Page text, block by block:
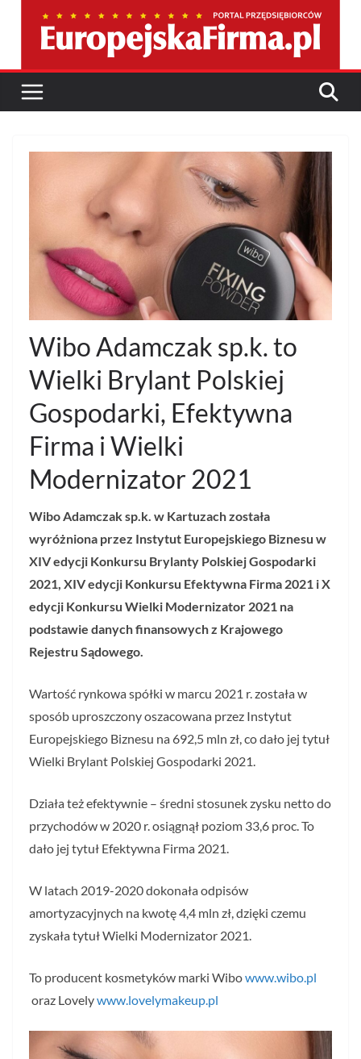
Wibo Adamczak sp.k. to
Wielki Brylant Polskiej
Gospodarki, Efektywna
Firma i Wielki
Modernizator 2021
Wibo Adamczak sp.k. w Kartuzach została
wyróżniona przez Instytut Europejskiego Biznesu w
XIV edycji Konkursu Brylanty Polskiej Gospodarki
2021, XIV edycji Konkursu Efektywna Firma 2021 i X
edycji Konkursu Wielki Modernizator 2021 na
podstawie danych finansowych z Krajowego
Rejestru Sądowego.
Wartość rynkowa spółki w marcu 2021 r. została w
sposób uproszczony oszacowana przez Instytut
Europejskiego Biznesu na 692,5 mln zł, co dało jej tytuł
Wielki Brylant Polskiej Gospodarki 2021.
Działa też efektywnie – średni stosunek zysku netto do
przychodów w 2020 r. osiągnął poziom 33,6 proc. To
dało jej tytuł Efektywna Firma 2021.
W latach 2019-2020 dokonała odpisów
amortyzacyjnych na kwotę 4,4 mln zł, dzięki czemu
zyskała tytuł Wielki Modernizator 2021.
To producent kosmetyków marki Wibowww.wibo.pl
oraz Lovelywww.lovelymakeup.pl